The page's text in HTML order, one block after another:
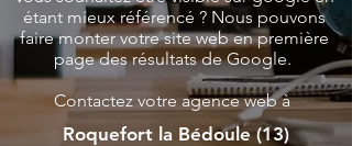
étant mieux référencé ? Nous pouvons
faire monter votre site web en première
page des résultats de Google.
Contactez votre agence web à
Roquefort la Bédoule (13)